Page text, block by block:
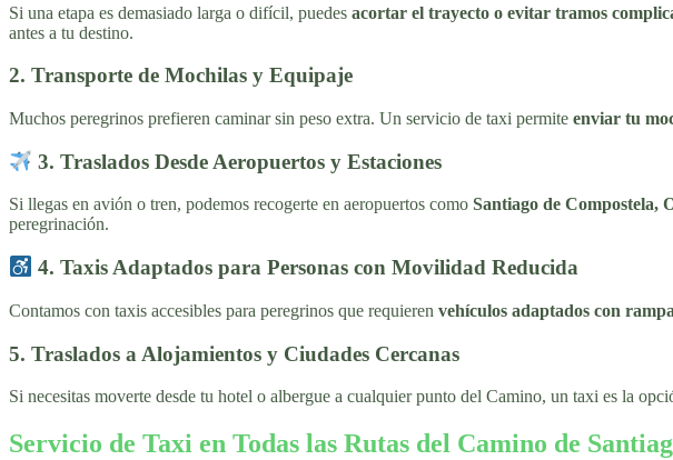
Si una etapa es demasiado larga o difícil, puedes acortar el trayecto o evitar tramos
antes a tu destino.
2. Transporte de Mochilas y Equipaje
Muchos peregrinos prefieren caminar sin peso extra. Un servicio de taxi permite enviar tu
3. Traslados Desde Aeropuertos y Estaciones
Si llegas en avión o tren, podemos recogerte en aeropuertos como Santiago de Compostela,
peregrinación.
4. Taxis Adaptados para Personas con Movilidad Reducida
Contamos con taxis accesibles para peregrinos que requieren vehículos adaptados con rampa
5. Traslados a Alojamientos y Ciudades Cercanas
Si necesitas moverte desde tu hotel o albergue a cualquier punto del Camino, un taxi es la
Servicio de Taxi en Todas las Rutas del Camino de